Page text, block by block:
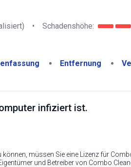
• Schadenshöhe:
Entfernung
infiziert ist.
müssen Sie eine Lizenz für
und Betreiber von Combo